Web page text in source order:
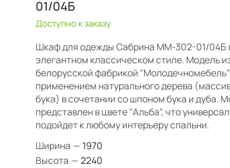
01/04Б
Доступно к заказу
Шкаф для одежды Сабрина ММ-302-01/04Б
элегантном классическом стиле. Модель
белорусской фабрикой
применением натурального дерева
бука) в сочетании со шпоном бука и дуба.
представлен в цвете "Альба", что
подойдет к любому интерьеру спальни.
Ширина — 1970
Высота —2240